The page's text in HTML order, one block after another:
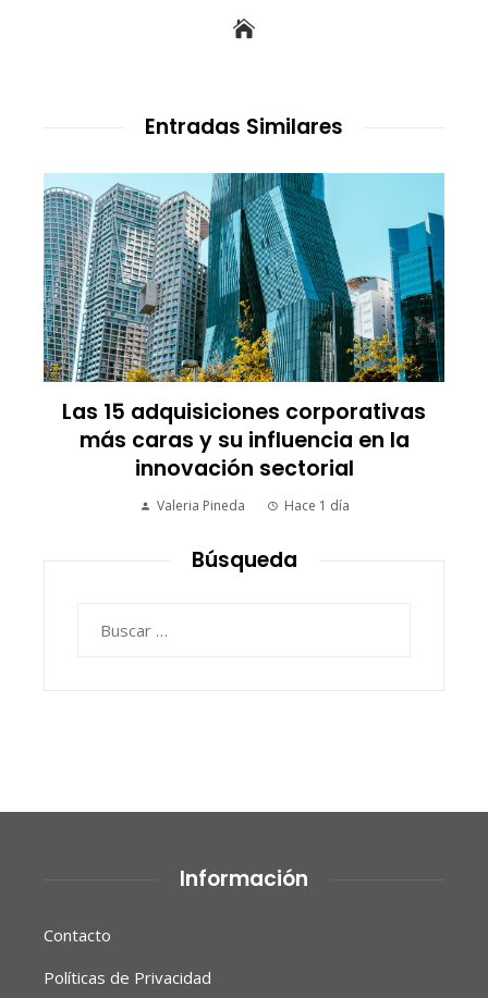
Entradas Similares
corporativas
en la
Trinidad y Tobago y
energética con
social y desarrollo
Yuliza Hermán
Búsqueda
Información
Contacto
Políticas de Privacidad